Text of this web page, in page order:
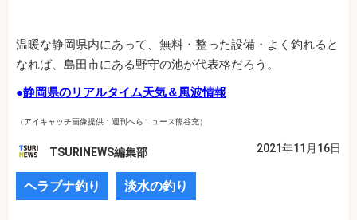
温暖な静岡県内にあって、無料・整った設備・よく釣れると
なれば、島田市にある野守の池が代表格だろう。
●静岡県のリアルタイム天気＆風波情報
（アイキャッチ画像提供：週刊へらニュース熊谷充）
TSURINEWS編集部 2021年11月16日
ヘラブナ釣り 淡水の釣り